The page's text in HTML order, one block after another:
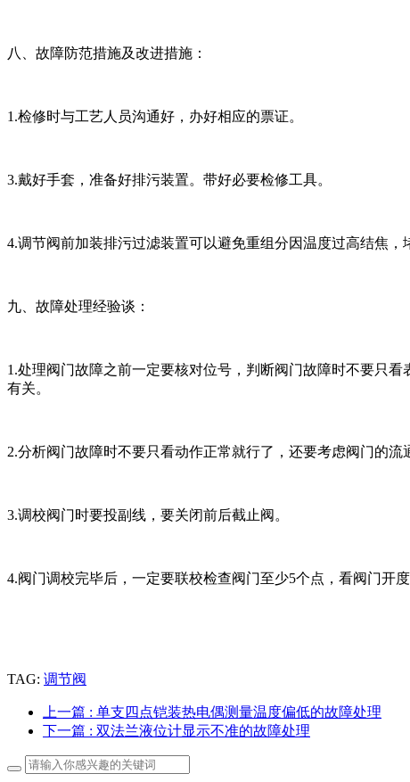
八、故障防范措施及改进措施：
1.检修时与工艺人员沟通好，办好相应的票证。
3.戴好手套，准备好排污装置。带好必要检修工具。
4.调节阀前加装排污过滤装置可以避免重组分因温度过高结焦，
九、故障处理经验谈：
1.处理阀门故障之前一定要核对位号，判断阀门故障时不要只
有关。
2.分析阀门故障时不要只看动作正常就行了，还要考虑阀门的
3.调校阀门时要投副线，要关闭前后截止阀。
4.阀门调校完毕后，一定要联校检查阀门至少5个点，看阀门开
TAG: 调节阀
上一篇 : 单支四点铠装热电偶测量温度偏低的故障处理
下一篇 : 双法兰液位计显示不准的故障处理